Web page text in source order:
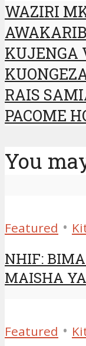
WAZIRI
KUJENGA
RAIS
PACOME
You
Featured •
NHIF:
MAISHA
Featured •